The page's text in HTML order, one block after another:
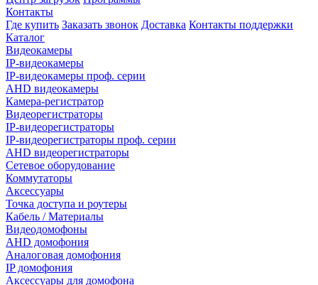
Контакты
Где купить Заказать звонок Доставка Контакты поддержки
Каталог
Видеокамеры
IP-видеокамеры
IP-видеокамеры проф. серии
AHD видеокамеры
Камера-регистратор
Видеорегистраторы
IP-видеорегистраторы
IP-видеорегистраторы проф. серии
AHD видеорегистраторы
Сетевое оборудование
Коммутаторы
Аксессуары
Точка доступа и роутеры
Кабель / Материалы
Видеодомофоны
AHD домофония
Аналоговая домофония
IP домофония
Аксессуары для домофона